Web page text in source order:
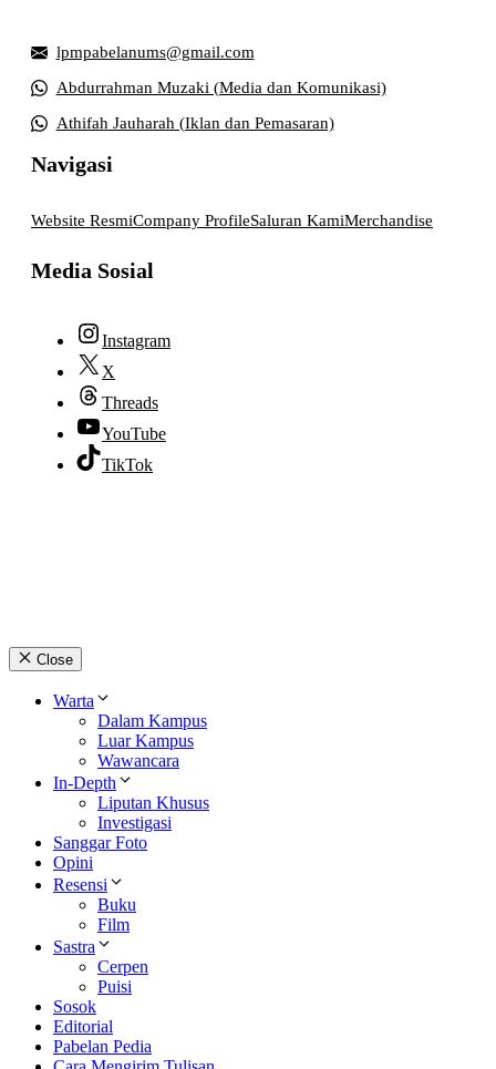
lpmpabelanums@gmail.com
Abdurrahman Muzaki (Media dan Komunikasi)
Athifah Jauharah (Iklan dan Pemasaran)
Navigasi
Website ResmiCompany ProfileSaluran KamiMerchandise
Media Sosial
Instagram
X
Threads
YouTube
TikTok
Close
Warta
Dalam Kampus
Luar Kampus
Wawancara
In-Depth
Liputan Khusus
Investigasi
Sanggar Foto
Opini
Resensi
Buku
Film
Sastra
Cerpen
Puisi
Sosok
Editorial
Pabelan Pedia